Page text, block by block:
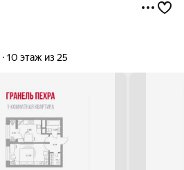
10 этаж из 25